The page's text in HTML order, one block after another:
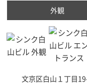
外観
文京区白山１丁目